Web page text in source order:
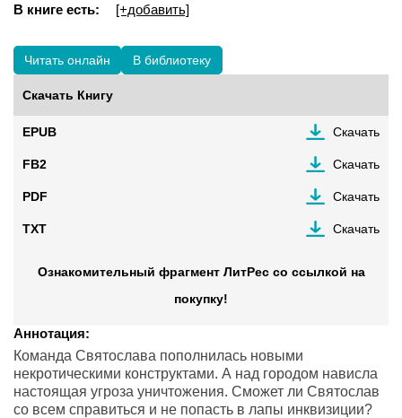
В книге есть: [+добавить]
Читать онлайн В библиотеку
Скачать Книгу
EPUB Скачать
FB2 Скачать
PDF Скачать
TXT Скачать
Ознакомительный фрагмент ЛитРес со ссылкой на
покупку!
Аннотация:
Команда Святослава пополнилась новыми
некротическими конструктами. А над городом нависла
настоящая угроза уничтожения. Сможет ли Святослав
со всем справиться и не попасть в лапы инквизиции?